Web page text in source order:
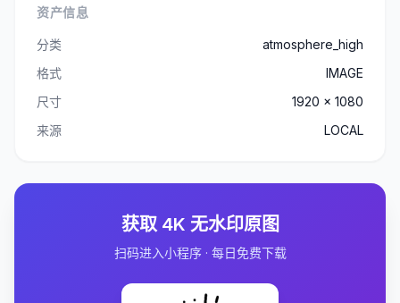
资产信息
分类
atmosphere_high
格式
IMAGE
尺寸
1920 x 1080
来源
LOCAL
获取 4K 无水印原图
扫码进入小程序 · 每日免费下载